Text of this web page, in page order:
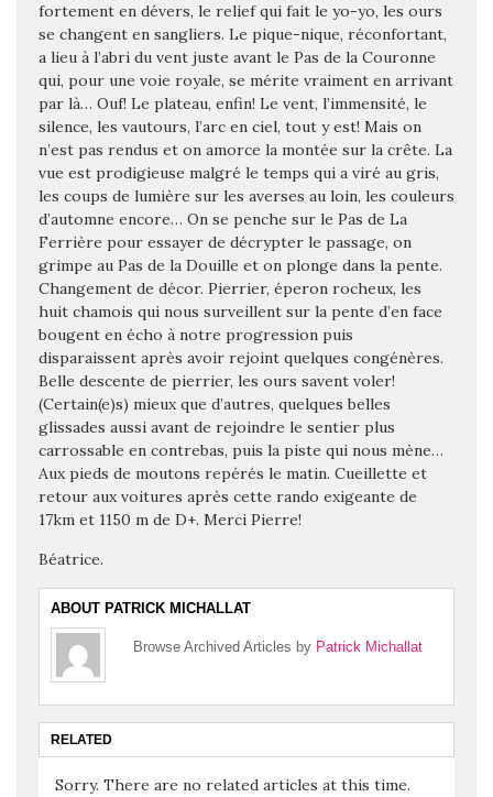
fortement en dévers, le relief qui fait le yo-yo, les ours
se changent en sangliers. Le pique-nique, réconfortant,
a lieu à l’abri du vent juste avant le Pas de la Couronne
qui, pour une voie royale, se mérite vraiment en arrivant
par là… Ouf! Le plateau, enfin! Le vent, l’immensité, le
silence, les vautours, l’arc en ciel, tout y est! Mais on
n’est pas rendus et on amorce la montée sur la crête. La
vue est prodigieuse malgré le temps qui a viré au gris,
les coups de lumière sur les averses au loin, les couleurs
d’automne encore… On se penche sur le Pas de La
Ferrière pour essayer de décrypter le passage, on
grimpe au Pas de la Douille et on plonge dans la pente.
Changement de décor. Pierrier, éperon rocheux, les
huit chamois qui nous surveillent sur la pente d’en face
bougent en écho à notre progression puis
disparaissent après avoir rejoint quelques congénères.
Belle descente de pierrier, les ours savent voler!
(Certain(e)s) mieux que d’autres, quelques belles
glissades aussi avant de rejoindre le sentier plus
carrossable en contrebas, puis la piste qui nous mène…
Aux pieds de moutons repérés le matin. Cueillette et
retour aux voitures après cette rando exigeante de
17km et 1150 m de D+. Merci Pierre!
Béatrice.
ABOUT PATRICK MICHALLAT
Browse Archived Articles by Patrick Michallat
RELATED
Sorry. There are no related articles at this time.